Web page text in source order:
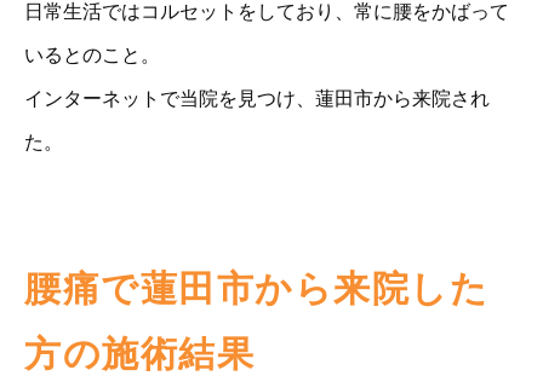
日常生活ではコルセットをしており、常に腰をかばって
いるとのこと。
インターネットで当院を見つけ、蓮田市から来院され
た。
腰痛で蓮田市から来院した
方の施術結果